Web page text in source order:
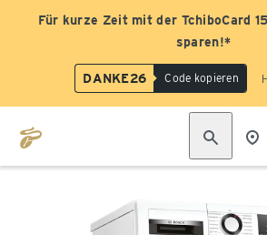
Für kurze Zeit mit der TchiboCard
sparen!*
DANKE26 Code kopieren